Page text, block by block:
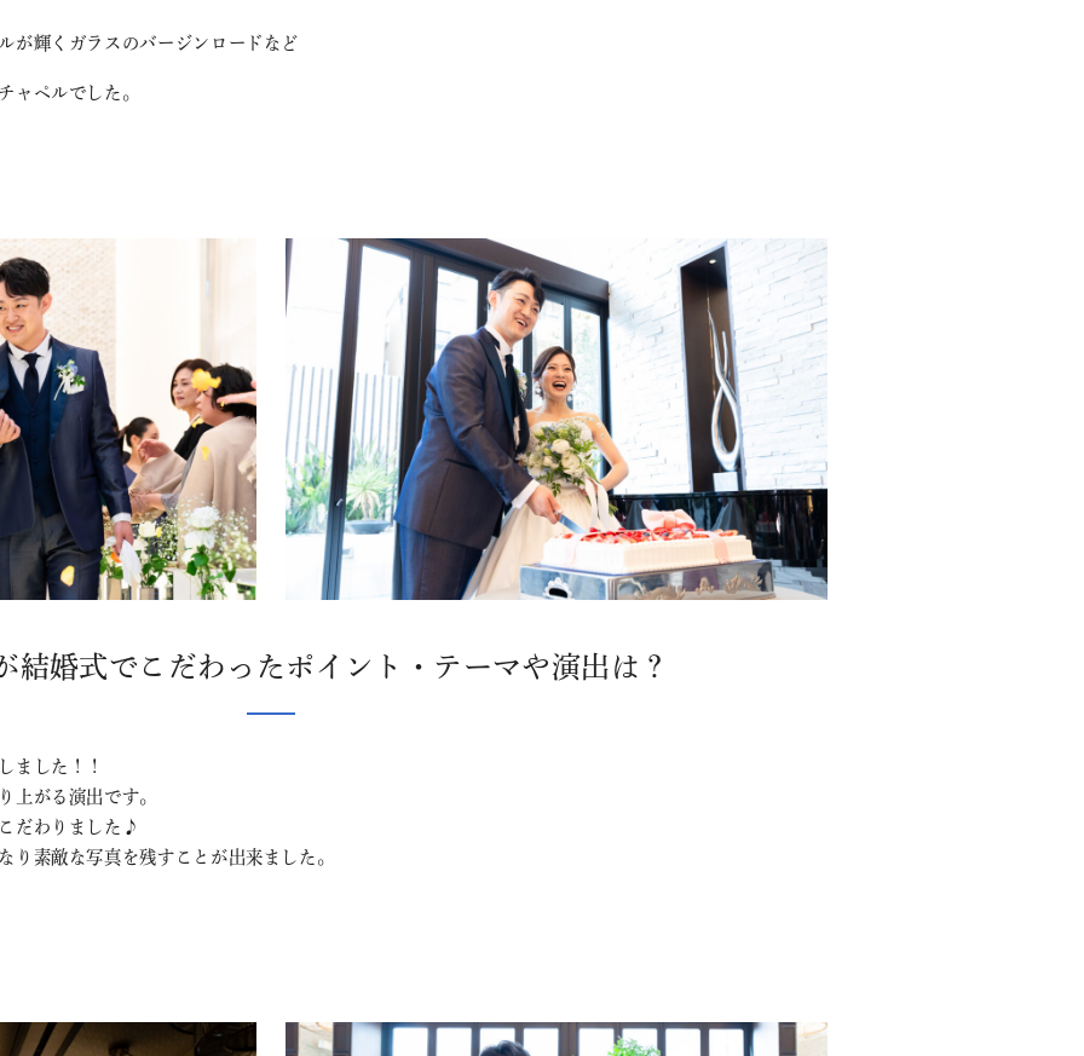
が輝くガラスのバージンロードなど
ャペルでした。
結婚式でこだわったポイント・テーマや演出は？
ました！！
上がる演出です。
だわりました♪
り素敵な写真を残すことが出来ました。